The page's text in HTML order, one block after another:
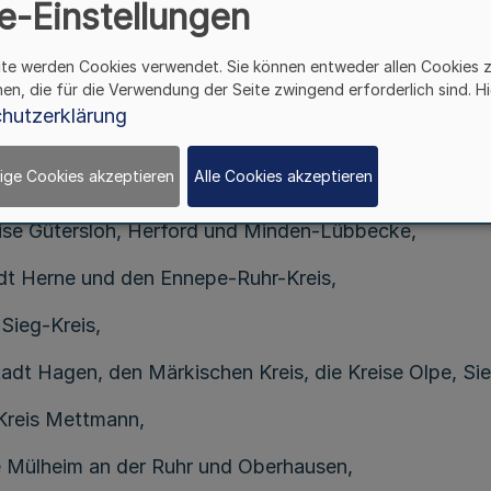
durch Gesetz vom 9. September 2001 (BGBl.
§ 1
den nachfolgend aufgeführten Städten und
Zuständig sind
Aachen, Düren und Heinsberg,
Gütersloh, Herford und Minden-Lübbecke,
Herne und den Ennepe-Ruhr-Kreis,
Kreis,
Hagen, den Märkischen Kreis, die Kreise Olpe,
Mettmann,
an der Ruhr und Oberhausen,
Einstellungen
werden Cookies verwendet. Sie können entweder allen Cookies
die für die Verwendung der Seite zwingend erforderlich sind.
Cookies akzeptieren Alle Cookies akzeptieren